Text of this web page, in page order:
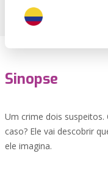
Sinopse
Um crime dois
caso? Ele vai descobrir
ele imagina.